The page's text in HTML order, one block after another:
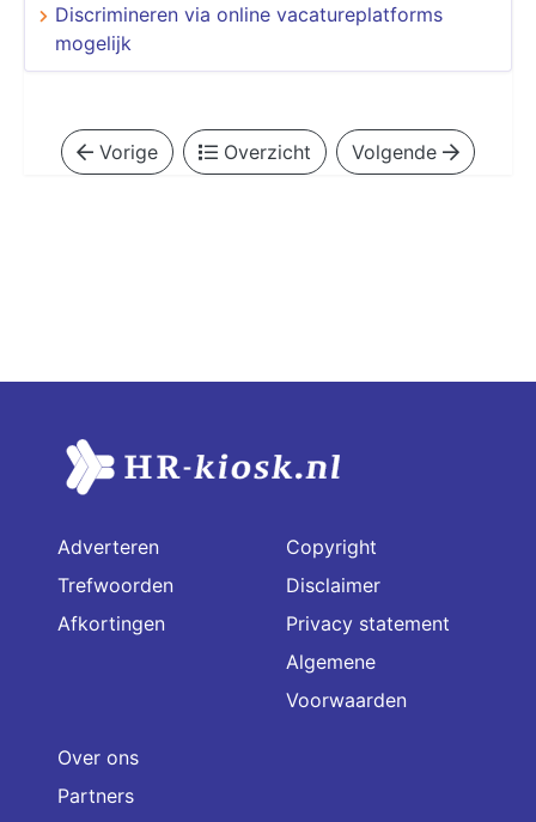
Discrimineren via online vacatureplatforms
mogelijk
Vorige Overzicht Volgende
Adverteren
Trefwoorden
Afkortingen
Copyright
Disclaimer
Privacy statement
Algemene
Voorwaarden
Over ons
Partners